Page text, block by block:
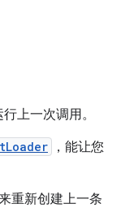
上一次调用。
，能让您
重新创建上一条